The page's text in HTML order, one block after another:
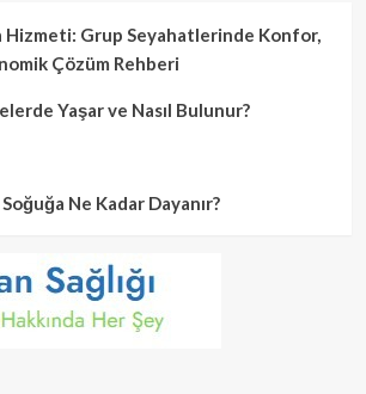
Hizmeti: Grup Seyahatlerinde Konfor,
Çözüm Rehberi
Yaşar ve Nasıl Bulunur?
Ne Kadar Dayanır?